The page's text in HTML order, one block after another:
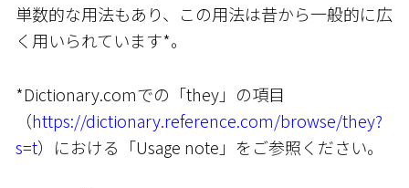
単数的な用法もあり、この用法は昔から一般的に広
く用いられています*。
*Dictionary.comでの「they」の項目
（https://dictionary.reference.com/browse/they?
s=t）における「Usage note」をご参照ください。